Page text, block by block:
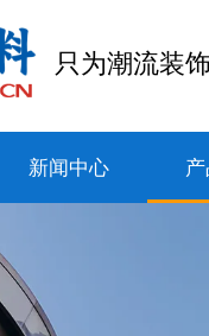
只为潮流装
新闻中心